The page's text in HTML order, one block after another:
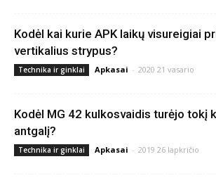
Kodėl kai kurie APK laikų visureigiai
vertikalius strypus?
Technika ir ginklai Apkasai - 2020 21 vasario
Kodėl MG 42 kulkosvaidis turėjo tokį
antgalį?
Technika ir ginklai Apkasai - 2019 26 lapkričio